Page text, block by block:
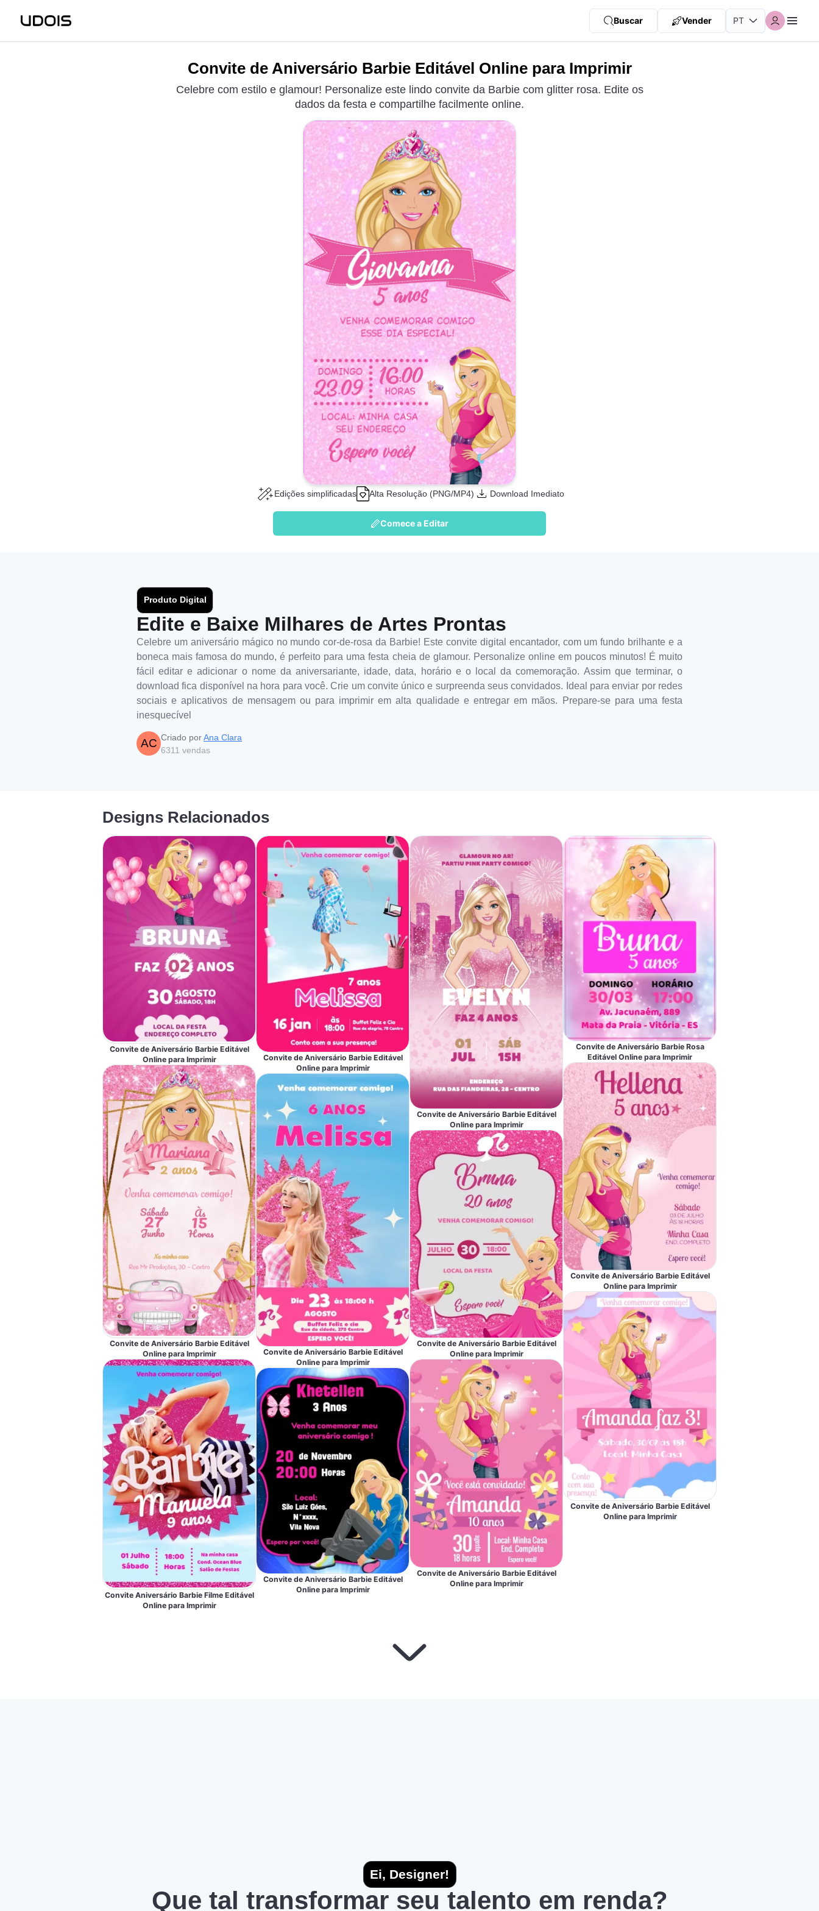
Buscar Vender
Convite de Aniversário Barbie Editável Online para Imprimir
Celebre com estilo e glamour! Personalize este lindo convite da Barbie com glitter rosa. Edite os
dados da festa e compartilhe facilmente online.
Edições simplificadas Alta Resolução (PNG/MP4) Download Imediato
Comece a Editar
Produto Digital
Edite e Baixe Milhares de Artes Prontas
Celebre um aniversário mágico no mundo cor-de-rosa da Barbie! Este convite digital encantador, com um fundo brilhante e a
boneca mais famosa do mundo, é perfeito para uma festa cheia de glamour. Personalize online em poucos minutos! É muito
fácil editar e adicionar o nome da aniversariante, idade, data, horário e o local da comemoração. Assim que terminar, o
download fica disponível na hora para você. Crie um convite único e surpreenda seus convidados. Ideal para enviar por redes
sociais e aplicativos de mensagem ou para imprimir em alta qualidade e entregar em mãos. Prepare-se para uma festa
inesquecível
AC Criado porAna Clara
6311 vendas
Designs Relacionados
Convite de Aniversário Barbie Editável
Online para Imprimir
Convite de Aniversário Barbie Editável
Online para Imprimir
Convite Aniversário Barbie Filme Editável
Online para Imprimir
Convite de Aniversário Barbie Editável
Online para Imprimir
Convite de Aniversário Barbie Editável
Online para Imprimir
Convite de Aniversário Barbie Editável
Online para Imprimir
Convite de Aniversário Barbie Editável
Online para Imprimir
Convite de Aniversário Barbie Editável
Online para Imprimir
Convite de Aniversário Barbie Editável
Online para Imprimir
Convite de Aniversário Barbie Rosa
Editável Online para Imprimir
Convite de Aniversário Barbie Editável
Online para Imprimir
Convite de Aniversário Barbie Editável
Online para Imprimir
Ei, Designer!
Que tal transformar seu talento em renda?